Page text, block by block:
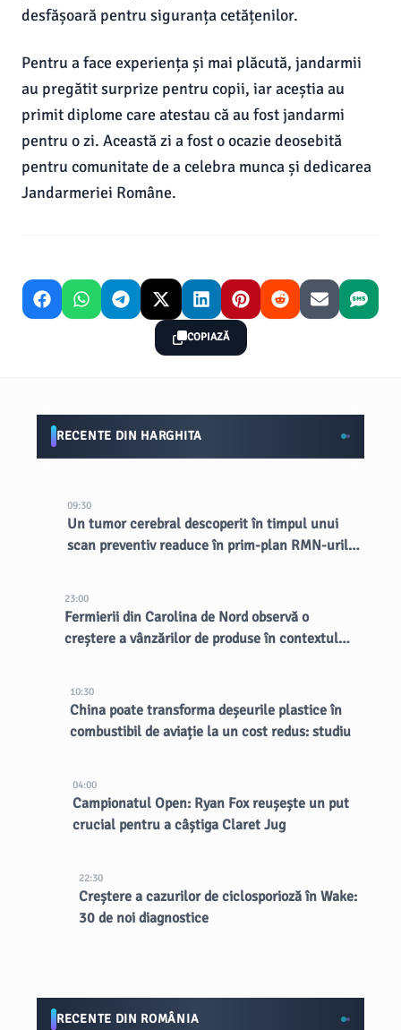
desfășoară pentru siguranța cetățenilor.
Pentru a face experiența și mai plăcută, jandarmii
au pregătit surprize pentru copii, iar aceștia au
primit diplome care atestau că au fost jandarmi
pentru o zi. Această zi a fost o ocazie deosebită
pentru comunitate de a celebra munca și dedicarea
Jandarmeriei Române.
COPIAZĂ
RECENTE DIN HARGHITA
09:30
Un tumor cerebral descoperit în timpul unui
scan preventiv readuce în prim-plan RMN-urile
23:00
Fermierii din Carolina de Nord observă o
creștere a vânzărilor de produse în contextul
10:30
China poate transforma deșeurile plastice în
combustibil de aviație la un cost redus: studiu
04:00
Campionatul Open: Ryan Fox reușește un put
crucial pentru a câștiga Claret Jug
22:30
Creștere a cazurilor de ciclosporioză în Wake:
30 de noi diagnostice
RECENTE DIN ROMÂNIA